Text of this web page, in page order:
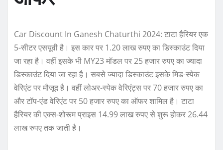
Car Discount In Ganesh Chaturthi 2024: टाटा हैरियर एक
5-सीटर एसयूवी है। इस कार पर 1.20 लाख रुपए का डिस्काउंट दिया
जा रहा है। वहीं इसके भी MY23 मॉडल पर 25 हजार रुपए का ज्यादा
डिस्काउंट दिया जा रहा है। सबसे ज्यादा डिस्काउंट इसके मिड-स्पेक
वेरिएंट पर मौजूद है। वहीं लोअर-स्पेक वेरिएंट्स पर 70 हजार रुपए का
और टॉप-एंड वेरिएंट पर 50 हजार रुपए का ऑफर शामिल है। टाटा
हैरियर की एक्स-शोरूम प्राइस 14.99 लाख रुपए से शुरू होकर 26.44
लाख रुपए तक जाती है।